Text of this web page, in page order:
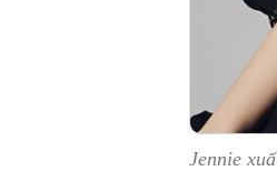
Jennie